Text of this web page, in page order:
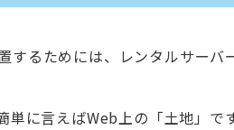
するためには、レンタルサーバ
単に言えばWeb上の「土地」で